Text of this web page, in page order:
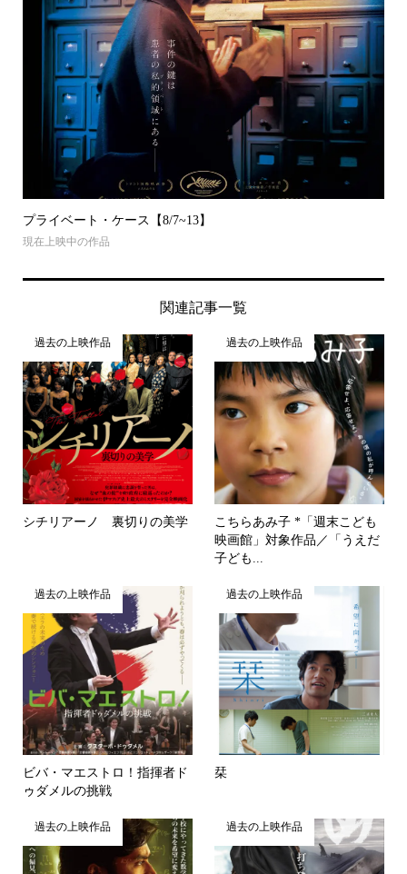
プライベート・ケース【8/7~13】
現在上映中の作品
関連記事一覧
過去の上映作品
シチリアーノ 裏切りの美学
過去の上映作品
こちらあみ子 *「週末こども
映画館」対象作品／「うえだ
子ども...
過去の上映作品
ビバ・マエストロ！指揮者ド
ゥダメルの挑戦
過去の上映作品
栞
過去の上映作品 過去の上映作品